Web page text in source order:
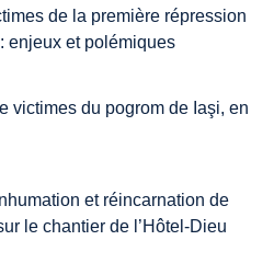
de la première répression
enjeux et polémiques
victimes du pogrom de Iaşi, en
et réincarnation de
le chantier de l’Hôtel-Dieu